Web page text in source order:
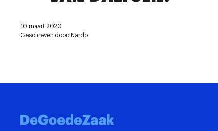
10 maart 2020
Geschreven door: Nardo